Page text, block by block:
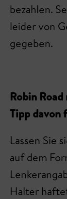
bezahlen.
leider von
gegeben.
Robin
Tipp davon
Lassen Sie
auf dem
Halter